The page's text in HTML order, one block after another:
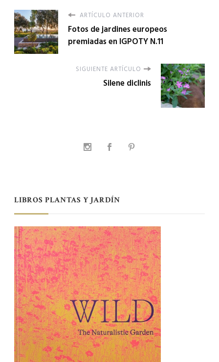
ARTÍCULO ANTERIOR
Fotos de jardines europeos
premiadas en IGPOTY N.11
SIGUIENTE ARTÍCULO
Silene diclinis
LIBROS PLANTAS Y JARDÍN